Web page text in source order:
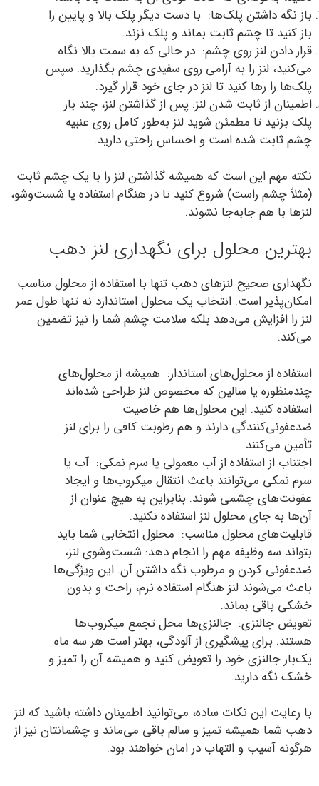
باز نگه داشتن پلک‌ها: با دست دیگر پلک بالا و پایین را
باز کنید تا چشم ثابت بماند و پلک نزند.
قرار دادن لنز روی چشم: در حالی که به سمت بالا نگاه
می‌کنید، لنز را به آرامی روی سفیدی چشم بگذارید. سپس
پلک‌ها را رها کنید تا لنز در جای خود قرار گیرد.
اطمینان از ثابت شدن لنز: پس از گذاشتن لنز، چند بار
پلک بزنید تا مطمئن شوید لنز به‌طور کامل روی عنبیه
چشم ثابت شده است و احساس راحتی دارید.
نکته مهم این است که همیشه گذاشتن لنز را با یک چشم ثابت
(مثلاً چشم راست) شروع کنید تا در هنگام استفاده یا شست‌وشو،
لنزها با هم جابه‌جا نشوند.
بهترین محلول برای نگهداری لنز دهب
نگهداری صحیح لنزهای دهب تنها با استفاده از محلول مناسب
امکان‌پذیر است. انتخاب یک محلول استاندارد نه تنها طول عمر
لنز را افزایش می‌دهد بلکه سلامت چشم شما را نیز تضمین
می‌کند.
استفاده از محلول‌های استاندار: همیشه از محلول‌های
چندمنظوره یا سالین که مخصوص لنز طراحی شده‌اند
استفاده کنید. این محلول‌ها هم خاصیت
ضدعفونی‌کنندگی دارند و هم رطوبت کافی را برای لنز
تأمین می‌کنند.
اجتناب از استفاده از آب معمولی یا سرم نمکی: آب یا
سرم نمکی می‌توانند باعث انتقال میکروب‌ها و ایجاد
عفونت‌های چشمی شوند. بنابراین به هیچ عنوان از
آن‌ها به جای محلول لنز استفاده نکنید.
قابلیت‌های محلول مناسب: محلول انتخابی شما باید
بتواند سه وظیفه مهم را انجام دهد: شست‌وشوی لنز،
ضدعفونی کردن و مرطوب نگه داشتن آن. این ویژگی‌ها
باعث می‌شوند لنز هنگام استفاده نرم، راحت و بدون
خشکی باقی بماند.
تعویض جالنزی: جالنزی‌ها محل تجمع میکروب‌ها
هستند. برای پیشگیری از آلودگی، بهتر است هر سه ماه
یک‌بار جالنزی خود را تعویض کنید و همیشه آن را تمیز و
خشک نگه دارید.
با رعایت این نکات ساده، می‌توانید اطمینان داشته باشید که لنز
دهب شما همیشه تمیز و سالم باقی می‌ماند و چشمانتان نیز از
هرگونه آسیب و التهاب در امان خواهند بود.